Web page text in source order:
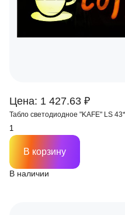
Цена: 1 427.63 ₽
Табло светодиодное "KAFE" LS
В наличии
В корзину